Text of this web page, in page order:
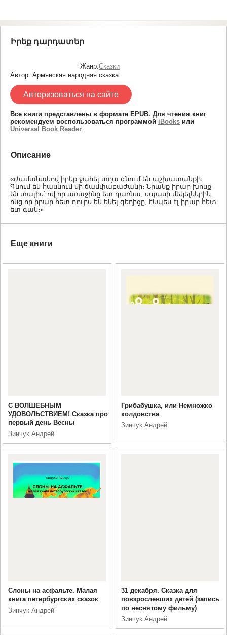
Իրեք դարդատեր
Жанр:Сказки
Автор: Армянская народная сказка
Авторизоваться на сайте
Все книги представлены в формате EPUB. Для чтения книг
рекомендуем воспользоваться программой iBooksили
Universal Book Reader
Описание
«Ժամանակով իրեք ջահել տղա գնում են աշխատանքի։
Գնում են հասնում մի ճամփաբաժանի։ Նրանք իրար խոսք
են տալիս՝ ով որ առաջինը ետ դառնա, սպասի մեկելներին.
ոնց որ իրար հետ դուրս են եկել գեղիցը, էնպես էլ իրար հետ
ետ գան։»
Еще книги
С ВОЛШЕБНЫМ
УДОВОЛЬСТВИЕМ! Сказка про
первый день Весны
Зинчук Андрей
Грибабушка, или Немножко
колдовства
Зинчук Андрей
Слоны на асфальте. Малая
книга петербургских сказок
Зинчук Андрей
31 декабря. Сказка для
повзрослевших детей (запись
по неснятому фильму)
Зинчук Андрей